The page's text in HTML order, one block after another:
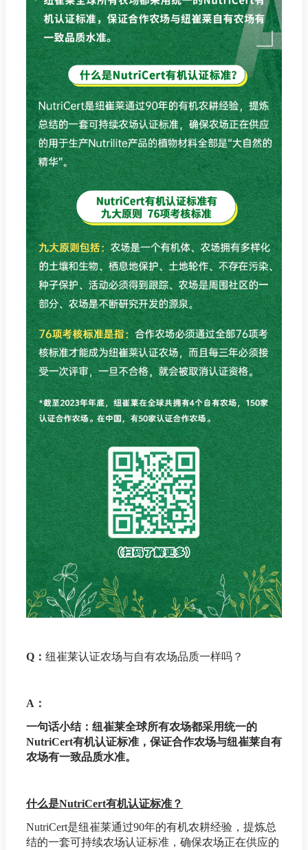
Q： 纽崔莱认证农场与自有农场品质一样吗？
A：
一句话小结：纽崔莱全球所有农场都采用统一的
NutriCert有机认证标准，保证合作农场与纽崔莱自有
农场有一致品质水准。
什么是NutriCert有机认证标准？
NutriCert是纽崔莱通过90年的有机农耕经验，提炼总
结的一套可持续农场认证标准，确保农场正在供应的